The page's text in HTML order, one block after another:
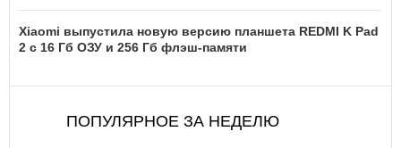
Xiaomi выпустила новую версию планшета REDMI K Pad
2 с 16 Гб ОЗУ и 256 Гб флэш-памяти
ПОПУЛЯРНОЕ ЗА НЕДЕЛЮ